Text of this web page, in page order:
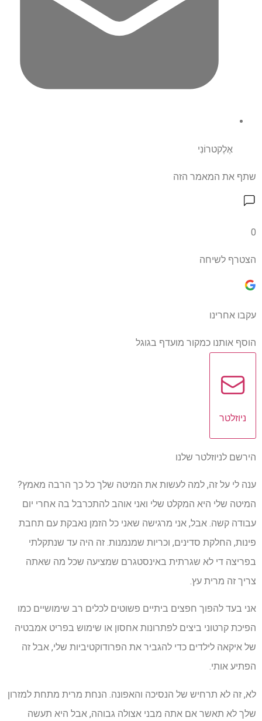
אֶלֶקטרוֹנִי
שתף את המאמר הזה
0
הצטרף לשיחה
עקבו אחרינו
הוסף אותנו כמקור מועדף בגוגל
ניוזלטר
הירשם לניוזלטר שלנו
ענה לי על זה, למה לעשות את המיטה שלך כל כך הרבה מאמץ?
המיטה שלי היא המקלט שלי ואני אוהב להתכרבל בה אחרי יום
עבודה קשה. אבל, אני מרגישה שאני כל הזמן נאבקת עם תחבת
פינות, החלקת סדינים, וכריות שמנמנות. זה היה עד שנתקלתי
בפריצה די לא שגרתית באינסטגרם שמציעה שכל מה שאתה
צריך זה מרית עץ.
אני בעד להפוך חפצים ביתיים פשוטים לכלים רב שימושיים כמו
הפיכת קרטוני ביצים לפתרונות אחסון או שימוש בפריט אמבטיה
של איקאה לילדים כדי להגביר את הפרודוקטיביות שלי, אבל זה
הפתיע אותי.
לא, זה לא תרחיש של הנסיכה והאפונה. הנחת מרית מתחת למזרון
שלך לא תאשר אם אתה מבני אצולה גבוהה, אבל היא תעשה